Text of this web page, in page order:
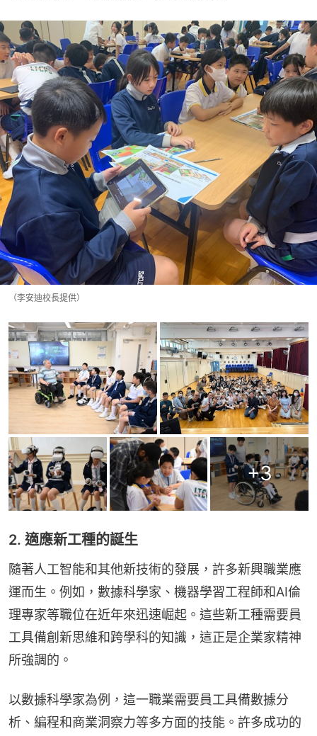
（李安迪校長提供）
+3
2. 適應新工種的誕生
隨著人工智能和其他新技術的發展，許多新興職業應
運而生。例如，數據科學家、機器學習工程師和AI倫
理專家等職位在近年來迅速崛起。這些新工種需要員
工具備創新思維和跨學科的知識，這正是企業家精神
所強調的。
以數據科學家為例，這一職業需要員工具備數據分
析、編程和商業洞察力等多方面的技能。許多成功的